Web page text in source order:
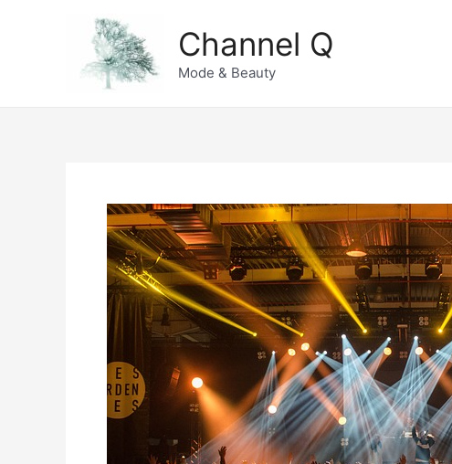
Channel Q
Mode & Beauty